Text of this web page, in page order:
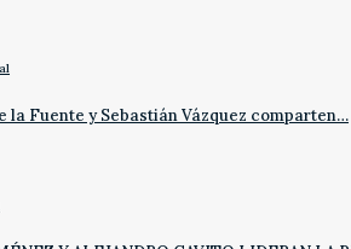
la Fuente y Sebastián Vázquez comparten…